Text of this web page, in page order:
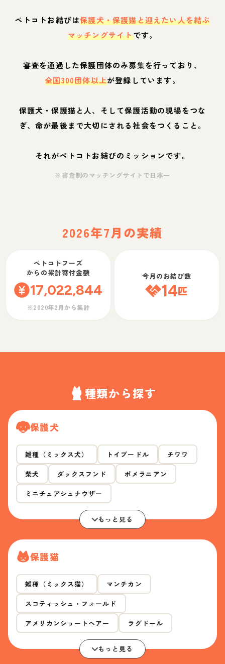
ペトコトお結びは保護犬・保護猫と迎えたい人を結ぶ
マッチングサイトです。
審査を通過した保護団体のみ募集を行っており、
全国300団体以上が登録しています。
保護犬・保護猫と人、そして保護活動の現場をつな
ぎ、命が最後まで大切にされる社会をつくること。
それがペトコトお結びのミッションです。
※審査制のマッチングサイトで日本一
2026年7月の実績
ペトコトフーズ
からの累計寄付金額
17,022,844
※2020年2月から集計
今月のお結び数
14匹
種類から探す
保護犬
雑種（ミックス犬） トイプードル チワワ
柴犬 ダックスフンド ポメラニアン
ミニチュアシュナウザー
もっと見る
保護猫
雑種（ミックス猫） マンチカン
スコティッシュ・フォールド
アメリカンショートヘアー ラグドール
もっと見る